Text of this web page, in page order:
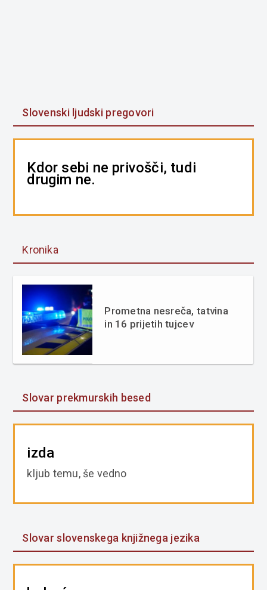
Slovenski ljudski pregovori
Kdor sebi ne privošči, tudi
drugim ne.
Kronika
Prometna nesreča, tatvina
in 16 prijetih tujcev
Slovar prekmurskih besed
izda
kljub temu, še vedno
Slovar slovenskega knjižnega jezika